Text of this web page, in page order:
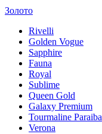
Золото
Rivelli
Golden Vogue
Sapphire
Fauna
Royal
Sublime
Queen Gold
Galaxy Premium
Tourmaline Paraiba
Verona